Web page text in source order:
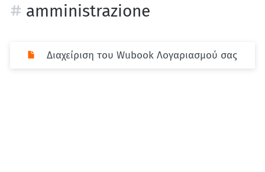
amministrazione
Διαχείριση του Wubook Λογαριασμού σας